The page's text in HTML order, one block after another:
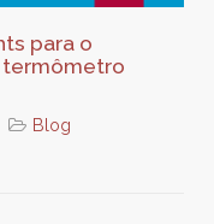
para o
Blog